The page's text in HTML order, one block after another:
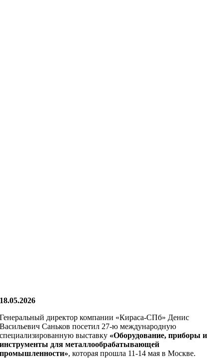
18.05.2026
Генеральный директор компании «Кираса-СПб» Денис
Васильевич Саньков посетил 27-ю международную
специализированную выставку «Оборудование, приборы и
инструменты для металлообрабатывающей
промышленности», которая прошла 11-14 мая в Москве.